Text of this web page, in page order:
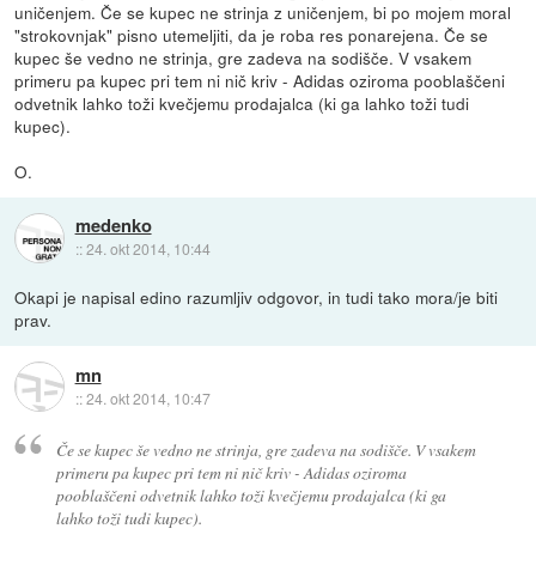
uničenjem. Če se kupec ne strinja z uničenjem, bi po mojem moral
"strokovnjak" pisno utemeljiti, da je roba res ponarejena. Če se
kupec še vedno ne strinja, gre zadeva na sodišče. V vsakem
primeru pa kupec pri tem ni nič kriv - Adidas oziroma pooblaščeni
odvetnik lahko toži kvečjemu prodajalca (ki ga lahko toži tudi
kupec).
O.
medenko
::24. okt 2014, 10:44
Okapi je napisal edino razumljiv odgovor, in tudi tako mora/je biti
prav.
mn
::24. okt 2014, 10:47
Če se kupec še vedno ne strinja, gre zadeva na sodišče. V vsakem
primeru pa kupec pri tem ni nič kriv - Adidas oziroma
pooblaščeni odvetnik lahko toži kvečjemu prodajalca (ki ga
lahko toži tudi kupec).